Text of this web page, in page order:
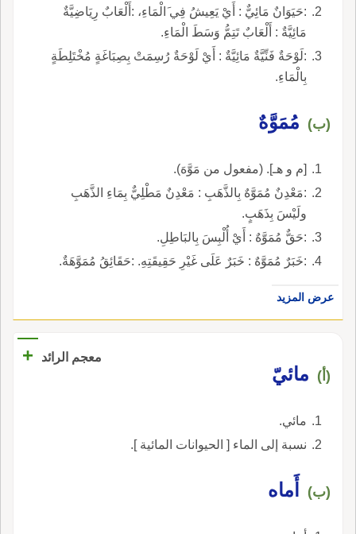
:حَيَوَانٌ مَائِيٌّ : أَيْ يَعِيشُ فِي َالْمَاءِ، :أَلْعَابٌ رِيَاضِيَّةٌ
مَائِيَّةٌ : أَلْعَابٌ تَتِمُّ وَسَطَ الْمَاءِ.
:لَوْحَةٌ فَنِّيَّةٌ مَائِيَّةٌ : أَيْ لَوْحَةٌ رُسِمَتْ بِصِبَاغَةٍ مُخْتَلِطَةٍ
بِالْمَاءِ.
(ب) مُمَوَّهٌ
[م و هـ]. (مفعول من مَوَّهَ).
:مَعْدِنٌ مُمَوَّهٌ بِالذَّهَبِ : مَعْدِنٌ مَطْلِيٌّ بِمَاءِ الذَّهَبِ
ولَيْسَ بِذَهَبٍ.
:حَقٌّ مُمَوَّهٌ : أَيْ أُلْبِسَ بِالبَاطِلِ.
:خَبَرٌ مُمَوَّهٌ : خَبَرٌ عَلَى غَيْرِ حَقِيقَتِهِ. :حَقَائِقُ مُمَوَّهَةٌ.
عرض المزيد
معجم الرائد +
(أ) مائيّ
مائي.
نسبة إلى الماء [ الحيوانات المائية ].
(ب) أَماه